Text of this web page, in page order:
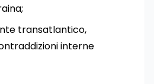
transatlantico,
interne